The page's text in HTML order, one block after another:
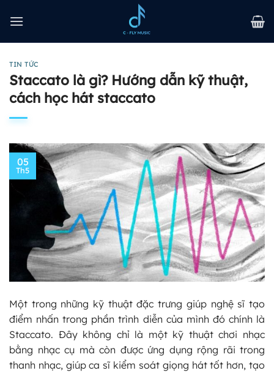
qua
TIN TỨC
Staccato là gì? Hướng dẫn kỹ thuật,
cách học hát staccato
05
Th5
Một trong những kỹ thuật đặc trưng giúp nghệ sĩ tạo
điểm nhấn trong phần trình diễn của mình đó chính là
Staccato. Đây không chỉ là một kỹ thuật chơi nhạc
bằng nhạc cụ mà còn được ứng dụng rộng rãi trong
thanh nhạc, giúp ca sĩ kiểm soát giọng hát tốt hơn, tạo